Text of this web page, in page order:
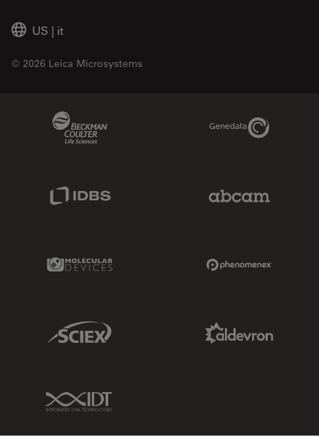
US | it
© 2026 Leica Microsystems
Genedata Link
IDBS Link
Molecular Devices Link
Sciex Link
IDT Link